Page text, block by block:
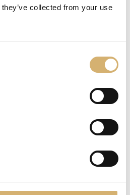
collected from your use
di attivazione
di attivazione, puoi
tra la "Posta indesiderata"
nome utente o la email che hai
registrazione e cliccando